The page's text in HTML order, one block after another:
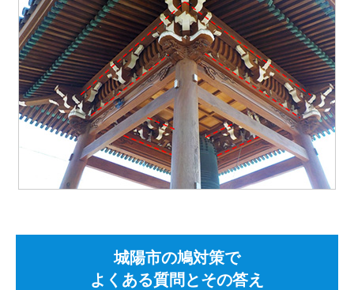
城陽市の鳩対策で
よくある質問とその答え